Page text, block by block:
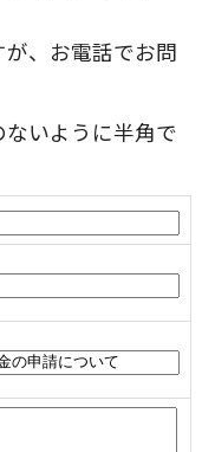
、お電話でお問
いように半角で